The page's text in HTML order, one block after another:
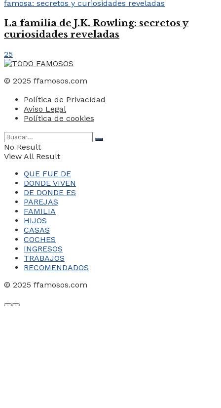
La familia de J.K. Rowling: secretos y
curiosidades reveladas
25
© 2025 ffamosos.com
Política de Privacidad
Aviso Legal
Política de cookies
No Result
View All Result
QUE FUE DE
DONDE VIVEN
DE DONDE ES
PAREJAS
FAMILIA
HIJOS
CASAS
COCHES
INGRESOS
TRABAJOS
RECOMENDADOS
© 2025 ffamosos.com